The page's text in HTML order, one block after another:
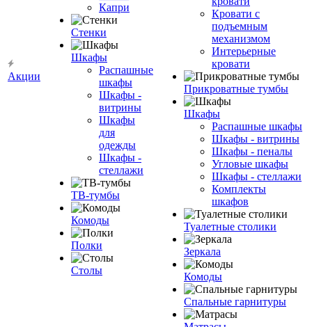
Акции
Капри
Стенки
Шкафы
Распашные
шкафы
Шкафы -
витрины
Шкафы
для
одежды
Шкафы -
стеллажи
ТВ-тумбы
Комоды
Полки
Столы
Кровати с
подъемным
механизмом
Интерьерные
кровати
Прикроватные тумбы
Шкафы
Распашные шкафы
Шкафы - витрины
Шкафы - пеналы
Угловые шкафы
Шкафы - стеллажи
Комплекты
шкафов
Туалетные столики
Зеркала
Комоды
Спальные гарнитуры